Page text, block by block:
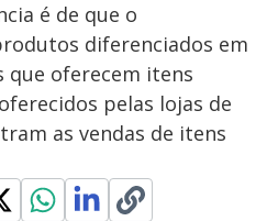
é de que o
diferenciados em
que oferecem itens
pelas lojas de
as vendas de itens